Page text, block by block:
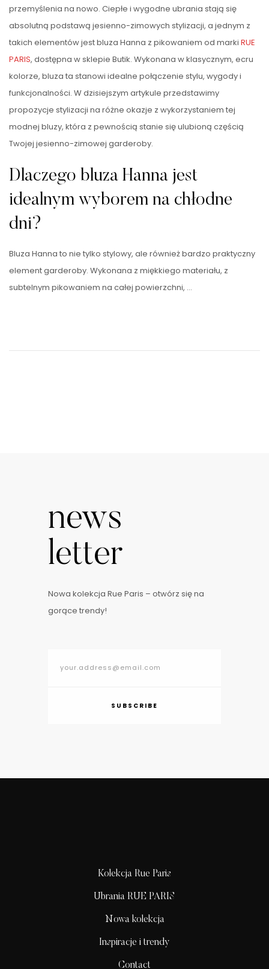
przemyślenia na nowo. Ciepłe i wygodne ubrania stają się
absolutną podstawą jesienno-zimowych stylizacji, a jednym z
takich elementów jest bluza Hanna z pikowaniem od marki RUE
PARIS, dostępna w sklepie Butik. Wykonana w klasycznym, ecru
kolorze, bluza ta stanowi idealne połączenie stylu, wygody i
funkcjonalności. W dzisiejszym artykule przedstawimy
propozycje stylizacji na różne okazje z wykorzystaniem tej
modnej bluzy, która z pewnością stanie się ulubioną częścią
Twojej jesienno-zimowej garderoby.
Dlaczego bluza Hanna jest
idealnym wyborem na chłodne
dni?
Bluza Hanna to nie tylko stylowy, ale również bardzo praktyczny
element garderoby. Wykonana z miękkiego materiału, z
subtelnym pikowaniem na całej powierzchni, …
news
letter
Nowa kolekcja Rue Paris – otwórz się na
gorące trendy!
SUBSCRIBE
Kolekcja Rue Paris
Ubrania RUE PARIS
Nowa kolekcja
Inspiracje i trendy
Contact